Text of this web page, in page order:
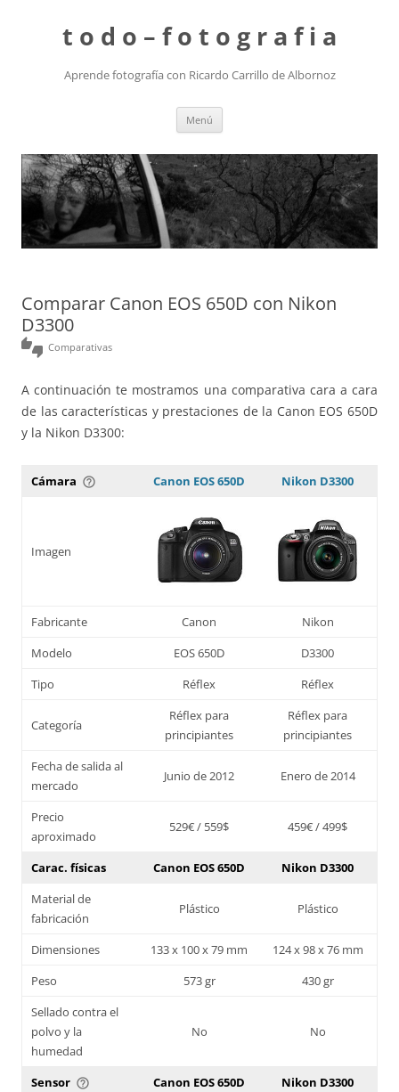
t o d o – f o t o g r a f i a
Aprende fotografía con Ricardo Carrillo de Albornoz
Menú
Comparar Canon EOS 650D con Nikon
D3300
thumbs_up_down Comparativas
A continuación te mostramos una comparativa cara a cara
de las características y prestaciones de la Canon EOS 650D
y la Nikon D3300:
Cámara help_outline Canon EOS 650D Nikon D3300
Imagen
Fabricante Canon
Nikon
Modelo
EOS 650D
D3300
Tipo
Réflex Réflex
Categoría
Réflex para
principiantes
Réflex para
principiantes
Fecha de salida al
mercado
Junio de 2012 Enero de 2014
Precio
aproximado
529€ / 559$ 459€ / 499$
Carac. físicas Canon EOS 650D
Nikon D3300
Material de
fabricación
Plástico Plástico
Dimensiones 133 x 100 x 79 mm
124 x 98 x 76 mm
Peso
573 gr
430 gr
Sellado contra el
polvo y la
humedad
No No
Sensor help_outline Canon EOS 650D Nikon D3300